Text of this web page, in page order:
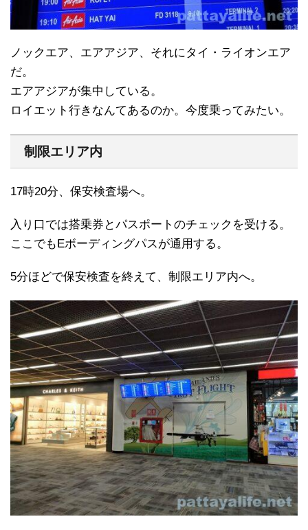
ノックエア、エアアジア、それにタイ・ライオンエア
だ。
エアアジアが集中している。
ロイエット行きなんてあるのか。今度乗ってみたい。
制限エリア内
17時20分、保安検査場へ。
入り口では搭乗券とパスポートのチェックを受ける。
ここでもEボーディングパスが通用する。
5分ほどで保安検査を終えて、制限エリア内へ。